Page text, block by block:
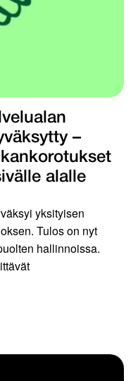
–
alalle
yksityisen
Tulos on nyt
hallinnoissa.